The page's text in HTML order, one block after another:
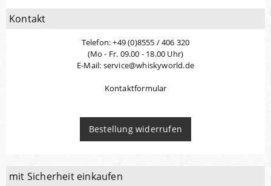
Kontakt
Telefon: +49 (0)8555 / 406 320
(Mo - Fr. 09.00 - 18.00 Uhr)
E-Mail: service@whiskyworld.de
Kontaktformular
Bestellung widerrufen
mit Sicherheit einkaufen